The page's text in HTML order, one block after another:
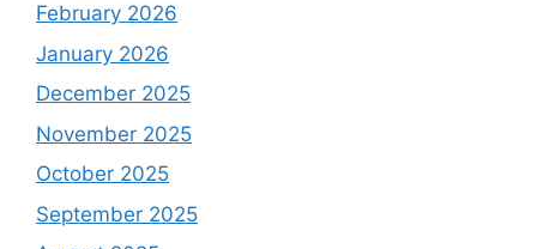
February 2026
January 2026
December 2025
November 2025
October 2025
September 2025